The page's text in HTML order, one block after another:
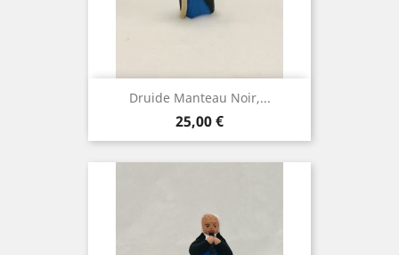
Druide Manteau Noir,...
Prix
25,00 €